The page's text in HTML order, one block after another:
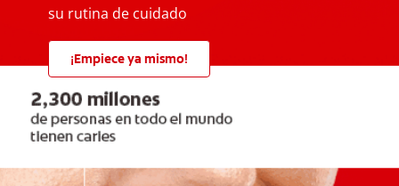
su rutina de cuidado
¡Empiece ya mismo!